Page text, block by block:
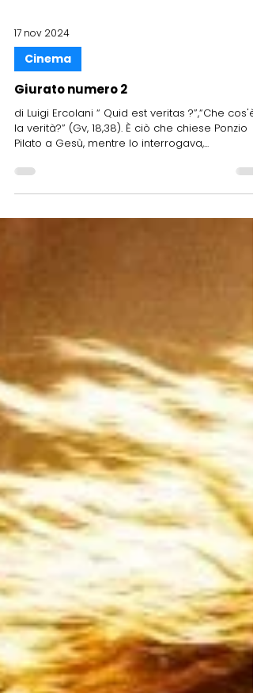
17 nov 2024
Cinema
Giurato numero 2
di Luigi Ercolani “ Quid est veritas ?”,“Che cos'è
la verità?” (Gv, 18,38). È ciò che chiese Ponzio